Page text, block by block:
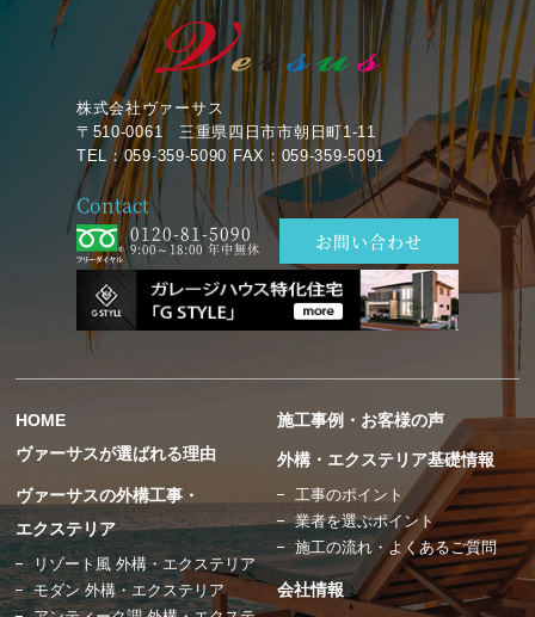
株式会社ヴァーサス
〒510-0061 三重県四日市市朝日町1-11
TEL：059-359-5090 FAX：059-359-5091
Contact
0120-81-5090
9:00～18:00 年中無休 お問い合わせ
HOME
ヴァーサスが選ばれる理由
ヴァーサスの外構工事・
エクステリア
リゾート風 外構・エクステリア
モダン 外構・エクステリア
施工事例・お客様の声
外構・エクステリア基礎情報
工事のポイント
業者を選ぶポイント
施工の流れ・よくあるご質問
会社情報